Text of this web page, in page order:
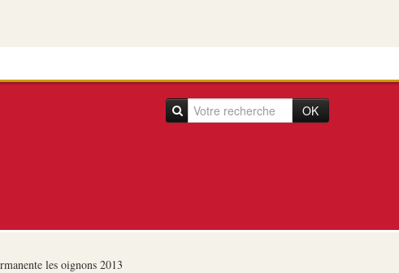
OK
les oignons 2013